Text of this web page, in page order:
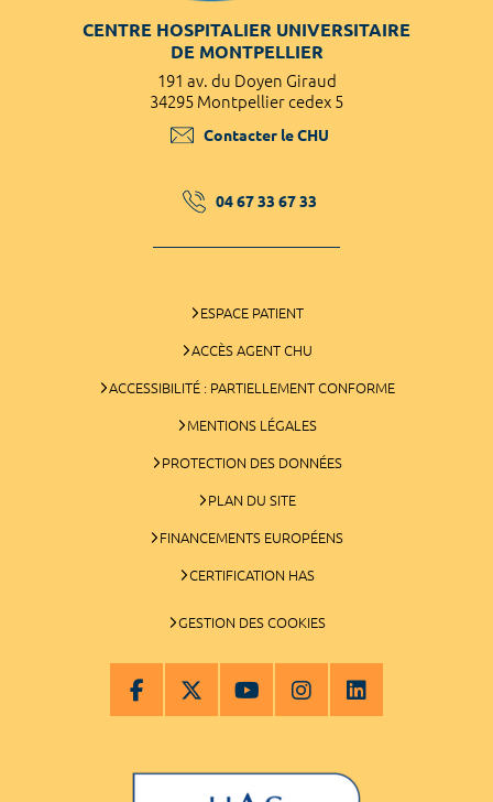
CENTRE HOSPITALIER UNIVERSITAIRE
DE MONTPELLIER
191 av. du Doyen Giraud
34295 Montpellier cedex 5
Contacter le CHU
04 67 33 67 33
ESPACE PATIENT
ACCÈS AGENT CHU
ACCESSIBILITÉ : PARTIELLEMENT CONFORME
MENTIONS LÉGALES
PROTECTION DES DONNÉES
PLAN DU SITE
FINANCEMENTS EUROPÉENS
CERTIFICATION HAS
GESTION DES COOKIES